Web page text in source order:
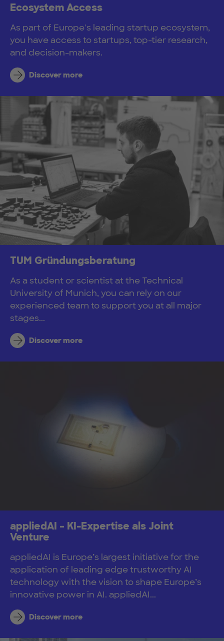
Ecosystem Access
As part of Europe's leading startup ecosystem,
you have access to startups, top-tier research,
and decision-makers.
Discover more
TUM Gründungsberatung
As a student or scientist at the Technical
University of Munich, you can rely on our
experienced team to support you at all major
stages...
Discover more
appliedAI – KI-Expertise als Joint
Venture
appliedAI is Europe’s largest initiative for the
application of leading edge trustworthy AI
technology with the vision to shape Europe’s
innovative power in AI. appliedAI...
Discover more